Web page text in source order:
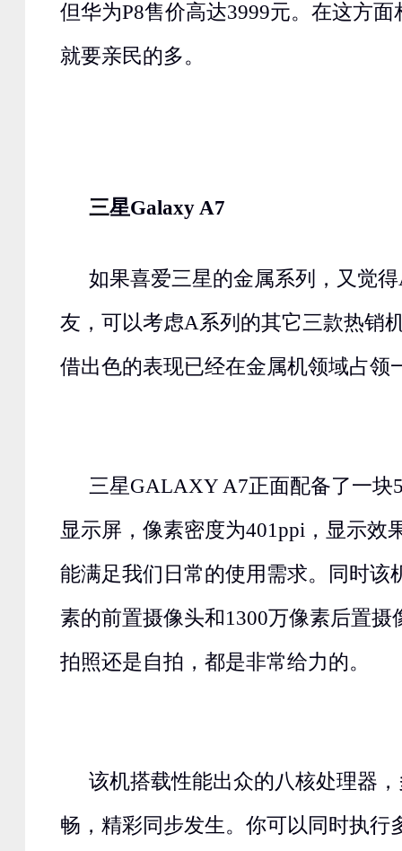
但华为P8售价高达3999元。在这方面
就要亲民的多。
三星Galaxy A7
如果喜爱三星的金属系列，又觉
友，可以考虑A系列的其它三款热销
借出色的表现已经在金属机领域占领
三星GALAXY A7正面配备了一块
显示屏，像素密度为401ppi，显示效
能满足我们日常的使用需求。同时该
素的前置摄像头和1300万像素后置摄
拍照还是自拍，都是非常给力的。
该机搭载性能出众的八核处理器
畅，精彩同步发生。你可以同时执行